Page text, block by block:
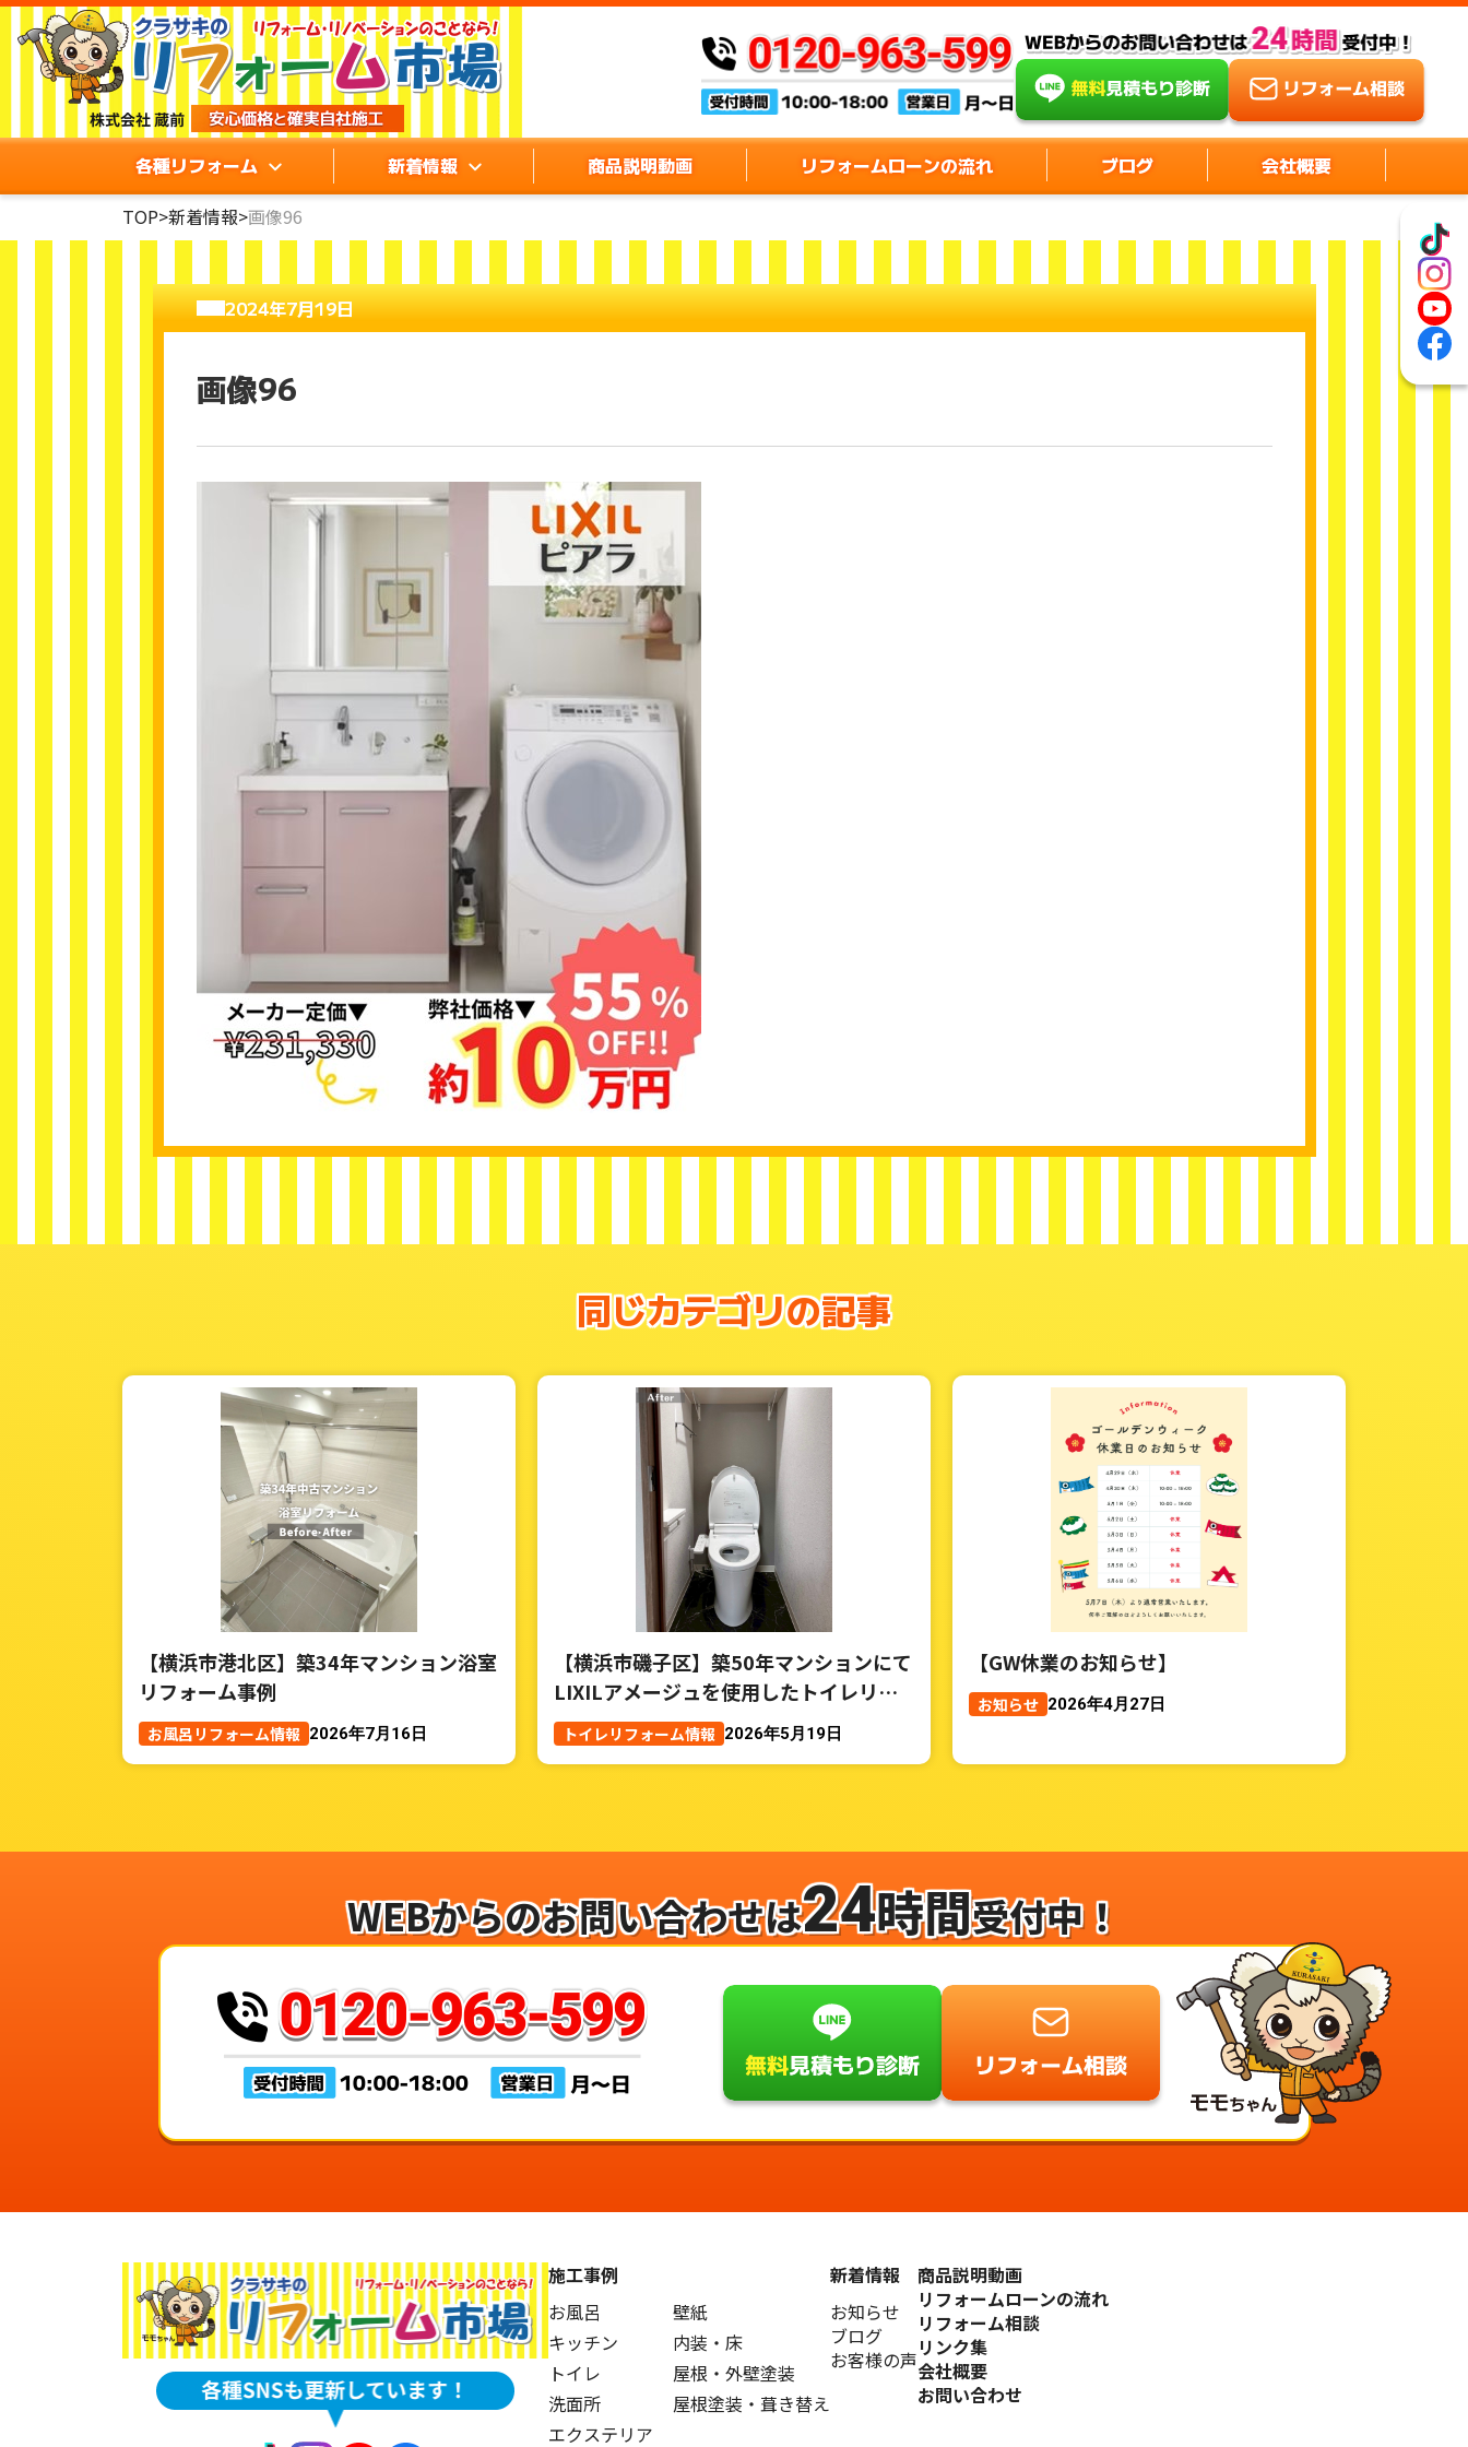
各種リフォーム 新着情報 商品説明動画 リフォームローンの流れ ブログ
会社概要
TOP>新着情報>画像96
2024年7月19日
画像96
同じカテゴリの記事
【横浜市港北区】築34年マンション浴室
リフォーム事例
お風呂リフォーム情報 2026年7月16日
【横浜市磯子区】築50年マンションにて
LIXILアメージュを使用したトイレリフ
ォーム事例
トイレリフォーム情報 2026年5月19日
【GW休業のお知らせ】
お知らせ 2026年4月27日
WEBからのお問い合わせは24時間受付中！
施工事例
お風呂
壁紙
キッチン
内装・床
トイレ
屋根・外壁塗装
洗面所
屋根塗装・葺き替え
エクステリア
新着情報
お知らせ
ブログ
お客様の声
商品説明動画
リフォームローンの流れ
リフォーム相談
リンク集
会社概要
お問い合わせ